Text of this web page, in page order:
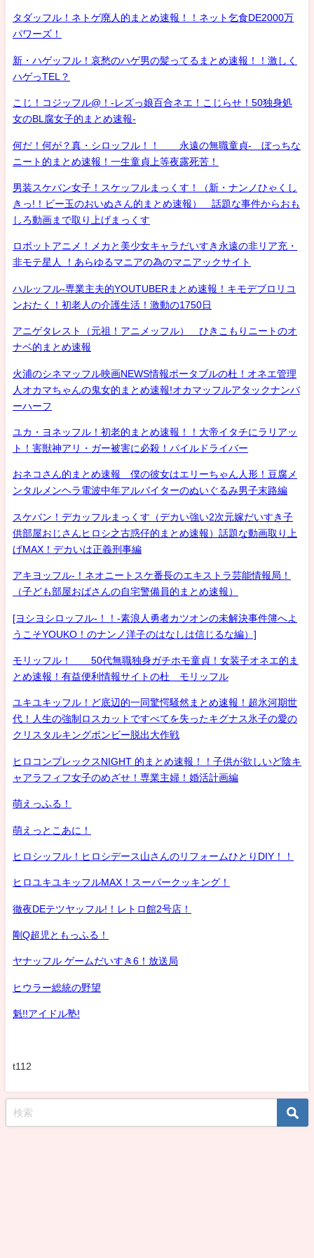
タダッフル！ネトゲ廃人的まとめ速報！！ネット乞食DE2000万
パワーズ！
新・ハゲッフル！哀愁のハゲ男の髪ってるまとめ速報！！激しく
ハゲっTEL？
こじ！コジッフル@！-レズっ娘百合ネエ！こじらせ！50独身処
女のBL腐女子的まとめ速報-
何だ！何が？真・シロッフル！！ 永遠の無職童貞- ぼっちな
ニート的まとめ速報！一生童貞上等夜露死苦！
男装スケバン女子！スケッフルまっくす！（新・ナンノひゃくし
きっ!！ビー玉のおいぬさん的まとめ速報） 話題な事件からおも
しろ動画まで取り上げまっくす
ロボットアニメ！メカと美少女キャラだいすき永遠の非リア充・
非モテ星人 ！あらゆるマニアの為のマニアックサイト
ハルッフル-専業主夫的YOUTUBERまとめ速報！キモデブロリコ
ンおたく！初老人の介護生活！激動の1750日
アニゲタレスト（元祖！アニメッフル） ひきこもりニートのオ
ナベ的まとめ速報
火浦のシネマッフル映画NEWS情報ポータブルの杜！オネエ管理
人オカマちゃんの鬼女的まとめ速報!オカマッフルアタックナンバ
ーハーフ
ユカ・ヨネッフル！初老的まとめ速報！！大帝イタチにラリアッ
ト！害獣神アリ・ガー被害に必殺！パイルドライバー
おネコさん的まとめ速報 僕の彼女はエリーちゃん人形！豆腐メ
ンタルメンヘラ電波中年アルバイターのぬいぐるみ男子末路編
スケバン！デカッフルまっくす（デカい強い2次元嫁だいすき子
供部屋おじさんヒロシ之古惑仔的まとめ速報）話題な動画取り上
げMAX！デカいは正義刑事編
アキヨッフル-！ネオニートスケ番長のエキストラ芸能情報局！
（子ども部屋おばさんの自宅警備員的まとめ速報）
[ヨシヨシロッフル-！！-素浪人勇者カツオンの未解決事件簿へよ
うこそYOUKO！のナンノ洋子のはなしは信じるな編）]
モリッフル！ 50代無職独身ガチホモ童貞！女装子オネエ的ま
とめ速報！有益便利情報サイトの杜 モリッフル
ユキユキッフル！ど底辺的一同驚愕騒然まとめ速報！超氷河期世
代！人生の強制ロスカットですべてを失ったキグナス氷子の愛の
クリスタルキングボンビー脱出大作戦
ヒロコンプレックスNIGHT 的まとめ速報！！子供が欲しいど陰キ
ャアラフィフ女子のめざせ！専業主婦！婚活計画編
萌えっふる！
萌えっとこあに！
ヒロシッフル！ヒロシデース山さんのリフォームひとりDIY！！
ヒロユキユキッフルMAX！スーパークッキング！
徹夜DEテツヤッフル!！レトロ館2号店！
剛Q超児ともっふる！
ヤナッフル ゲームだいすき6！放送局
ヒウラー総統の野望
魁!!アイドル塾!
t112